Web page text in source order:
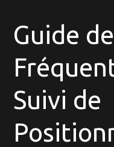
Guide
Suivi de